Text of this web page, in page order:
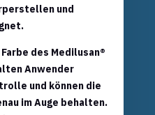
und
des Medilusan®
Anwender
und können die
im Auge behalten.